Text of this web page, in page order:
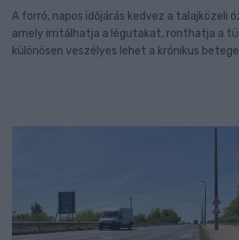
A forró, napos időjárás kedvez a talajközeli
amely irritálhatja a légutakat, ronthatja a
különösen veszélyes lehet a krónikus